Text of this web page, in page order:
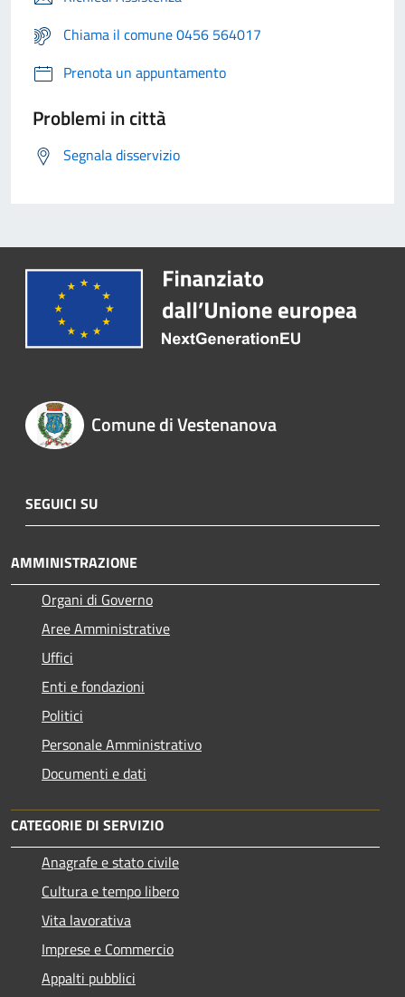
Chiama il comune 0456 564017
Prenota un appuntamento
Problemi in città
Segnala disservizio
Comune di Vestenanova
SEGUICI SU
AMMINISTRAZIONE
Organi di Governo
Aree Amministrative
Uffici
Enti e fondazioni
Politici
Personale Amministrativo
Documenti e dati
CATEGORIE DI SERVIZIO
Anagrafe e stato civile
Cultura e tempo libero
Vita lavorativa
Imprese e Commercio
Appalti pubblici